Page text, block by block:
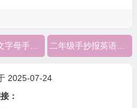
2025-07-24
：